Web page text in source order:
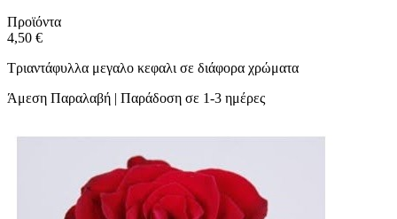
Προϊόντα
4,50 €
Τριαντάφυλλα μεγαλο κεφαλι σε διάφορα χρώματα
Άμεση Παραλαβή | Παράδοση σε 1-3 ημέρες